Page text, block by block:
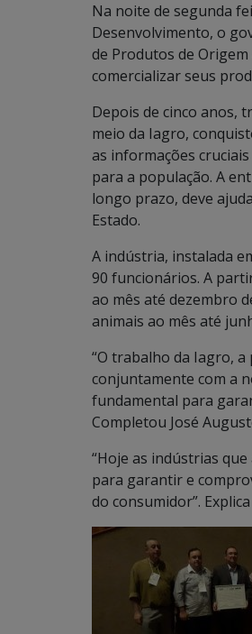
Na noite de segunda
Desenvolvimento, o
de Produtos de
comercializar seus
Depois de cinco anos,
meio da Iagro,
as informações
para a população. A
longo prazo, deve
Estado.
A indústria, instalada
90 funcionários. A
ao mês até dezembro
animais ao mês até
“O trabalho da Iagro,
conjuntamente com a
fundamental para
Completou José
“Hoje as indústrias
para garantir e
do consumidor”.